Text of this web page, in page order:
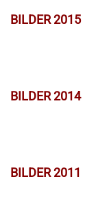
BILDER 2015
BILDER 2014
BILDER 2011